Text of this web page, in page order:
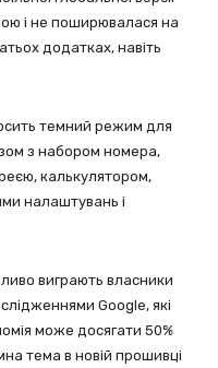
і не поширювалася на
додатках, навіть
темний режим для
з набором номера,
калькулятором,
налаштувань і
виграють власники
Google, які
може досягати 50%
тема в новій прошивці